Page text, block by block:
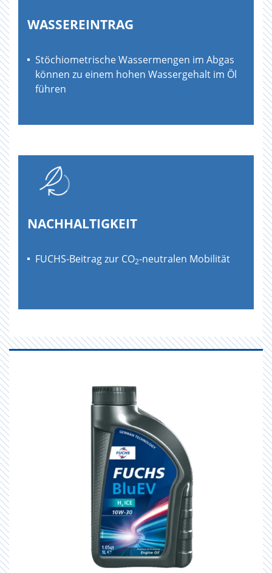
WASSEREINTRAG
Stöchiometrische Wassermengen im Abgas
können zu einem hohen Wassergehalt im Öl
führen
NACHHALTIGKEIT
FUCHS-Beitrag zur CO2-neutralen Mobilität